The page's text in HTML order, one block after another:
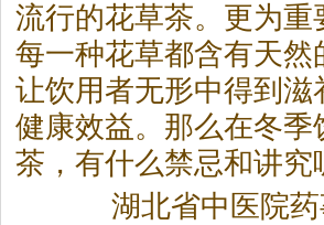
流行的花草茶。 更为重
每一种花草都含有天然
让饮用者无形中得到滋
健康效益。那么在冬季
茶 ，有什么禁忌和讲究
湖北省中医院药